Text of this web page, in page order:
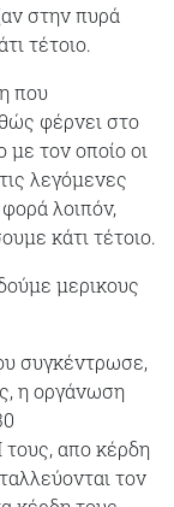
στην πυρά
τέτοιο.
που
φέρνει στο
τον οποίο οι
λεγόμενες
λοιπόν,
κάτι τέτοιο.
μερικους
συγκέντρωσε,
η οργάνωση
τους, απο κέρδη
τον